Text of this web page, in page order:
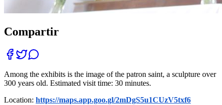
Compartir
Among the exhibits is the image of the patron saint, a sculpture over
300 years old. Estimated visit time: 30 minutes.
Location: https://maps.app.goo.gl/2mDgS5u1CUzV5txf6